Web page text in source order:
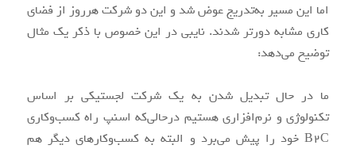
اما این مسیر به‌تدریج عوض شد و این دو شرکت هرروز از فضای
کاری مشابه دورتر شدند. نایبی در این خصوص با ذکر یک مثال
توضیح می‌دهد:
ما در حال تبدیل شدن به یک شرکت لجستیکی بر اساس
تکنولوژی و نرم‌افزاری هستیم درحالی‌که اسنپ راه کسب‌وکاری
B2C خود را پیش می‌برد و البته به کسب‌وکارهای دیگر هم